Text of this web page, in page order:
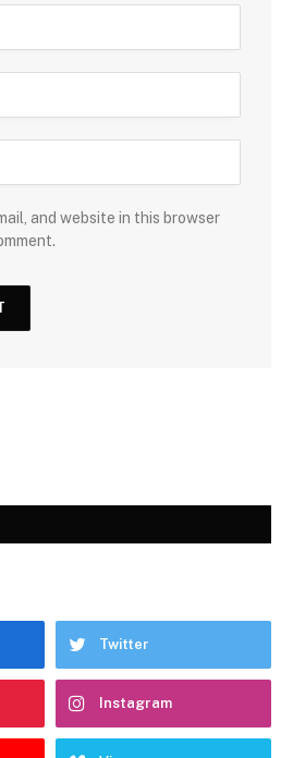
and website in this browser
Twitter
Instagram